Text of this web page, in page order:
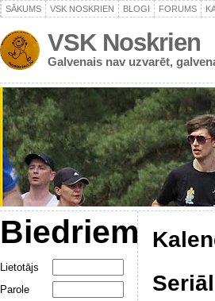
SĀKUMS VSK NOSKRIEN BLOGI FORUMS
VSK Noskrien
Galvenais nav uzvarēt,
Biedriem
Lietotājs
Parole